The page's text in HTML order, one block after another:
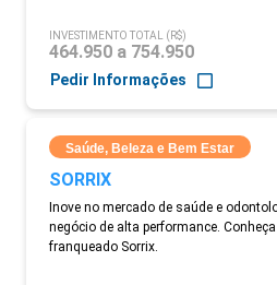
INVESTIMENTO TOTAL (R$)
464.950 a 754.950
Pedir Informações
Saúde, Beleza e Bem Estar
SORRIX
Inove no mercado de saúde e
negócio de alta performance.
franqueado Sorrix.